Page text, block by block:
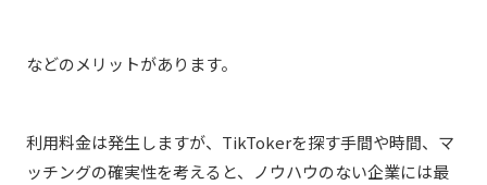
などのメリットがあります。
利用料金は発生しますが、TikTokerを探す手間や時間、マ
ッチングの確実性を考えると、ノウハウのない企業には最